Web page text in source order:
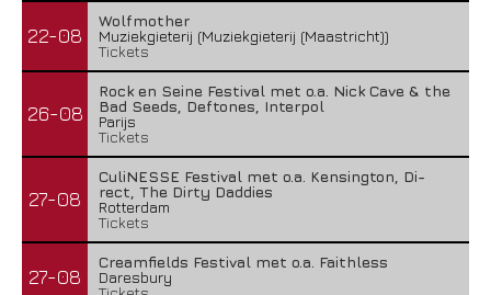
22-08
Wolfmother
Muziekgieterij (Muziekgieterij (Maastricht))
Tickets
26-08
Rock en Seine Festival met o.a. Nick Cave & the
Bad Seeds, Deftones, Interpol
Parijs
Tickets
27-08
CuliNESSE Festival met o.a. Kensington, Di-
rect, The Dirty Daddies
Rotterdam
Tickets
27-08
Creamfields Festival met o.a. Faithless
Daresbury